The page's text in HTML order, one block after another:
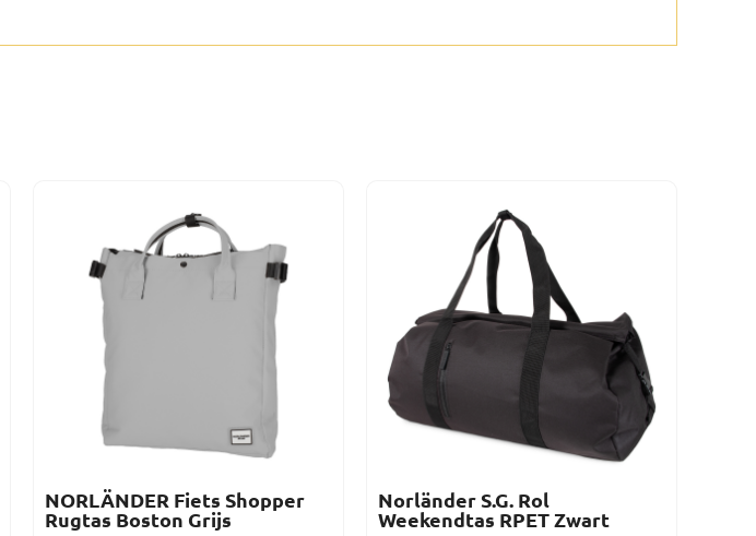
NORLÄNDER Fiets Shopper
Rugtas Boston Grijs
Norländer S.G. Rol
Weekendtas RPET Zwart